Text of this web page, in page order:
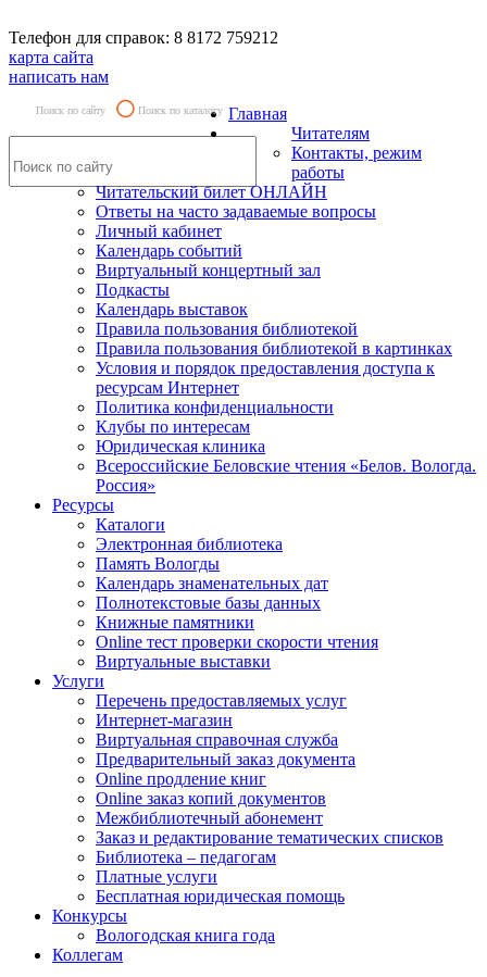
Телефон для справок: 8 8172 759212
карта сайта
написать нам
Поиск по сайту Поиск по каталогу Главная
Читателям
Контакты, режим
работы
Читательский билет ОНЛАЙН
Ответы на часто задаваемые вопросы
Личный кабинет
Календарь событий
Виртуальный концертный зал
Подкасты
Календарь выставок
Правила пользования библиотекой
Правила пользования библиотекой в картинках
Условия и порядок предоставления доступа к
ресурсам Интернет
Политика конфиденциальности
Клубы по интересам
Юридическая клиника
Всероссийские Беловские чтения «Белов. Вологда.
Россия»
Ресурсы
Каталоги
Электронная библиотека
Память Вологды
Календарь знаменательных дат
Полнотекстовые базы данных
Книжные памятники
Online тест проверки скорости чтения
Виртуальные выставки
Услуги
Перечень предоставляемых услуг
Интернет-магазин
Виртуальная справочная служба
Предварительный заказ документа
Online продление книг
Online заказ копий документов
Межбиблиотечный абонемент
Заказ и редактирование тематических списков
Библиотека – педагогам
Платные услуги
Бесплатная юридическая помощь
Конкурсы
Вологодская книга года
Коллегам